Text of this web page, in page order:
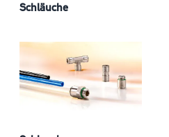
Schläuche